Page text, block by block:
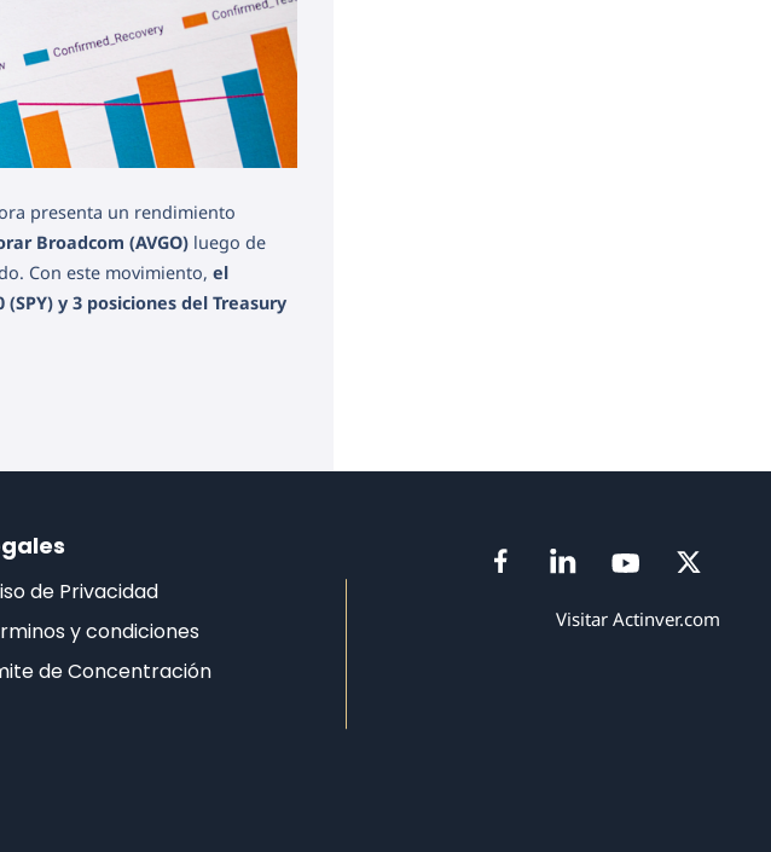
presenta un rendimiento
Broadcom (AVGO) luego de
Con este movimiento, el
y 3 posiciones del Treasury
de Privacidad
y condiciones
de Concentración
Visitar Actinver.com